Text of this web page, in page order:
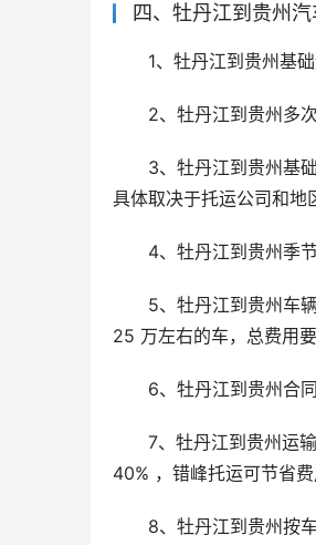
四、牡丹江到贵州
1、牡丹江到贵州基
2、牡丹江到贵州多
3、牡丹江到贵州基
具体取决于托运公司和地
4、牡丹江到贵州季
5、牡丹江到贵州车
25 万左右的车，总费用要
6、牡丹江到贵州合
7、牡丹江到贵州运
40% ，错峰托运可节省费
8、牡丹江到贵州按